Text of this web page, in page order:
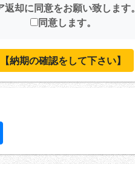
返却に同意をお願い致します。
同意します。
【納期の確認をして下さい】